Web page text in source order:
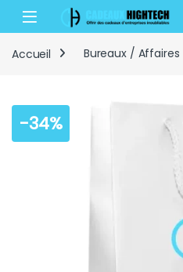
Skip to navigation
Skip to content
Open
Accueil Bureaux / Affaires
-34%